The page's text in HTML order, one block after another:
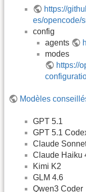
https://
es/opencode/
config
agents
modes
https://
Modèles
GPT 5.1
GPT 5.1
Claude
Claude Haiku
Kimi K2
GLM 4.6
Qwen3 Coder